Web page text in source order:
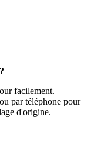
facilement.
par téléphone pour
d'origine.